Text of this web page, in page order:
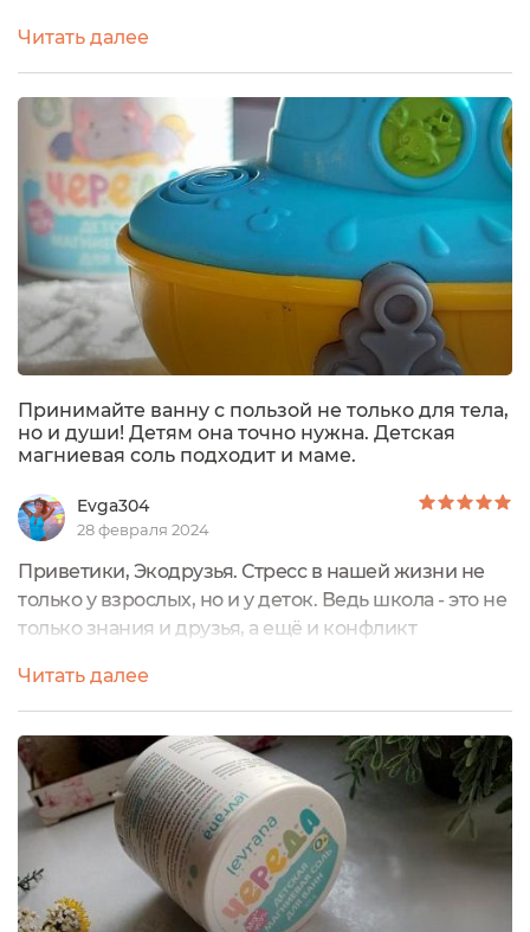
0+LevranaСпокойный сон мамы и малыша, да и
любого взрослого человека)))Детская соль для
ванн с чередой - уходите тревоги, здравствуй
покой - в хорошем смысле)))Это настолько нужное
в обиходе средство и не только для взрослых...
Читать далее
Принимайте ванну с пользой не только для тела,
но и души! Детям она точно нужна. Детская
магниевая соль подходит и маме.
Evga304
28 февраля 2024
Приветики, Экодрузья. Стресс в нашей жизни не
только у взрослых, но и у деток. Ведь школа - это не
только знания и друзья, а ещё и конфликт
темы и возможно плохие оценки, которые очень
даже сказываются на эмоциональном плане. Хоть у
нас и первый класс, но эмоций достаточно как
хороших, так и не очень. Казалось бы детский сад,
ясли - вообще халява и...
Читать далее